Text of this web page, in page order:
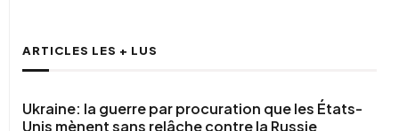
ARTICLES LES + LUS
Ukraine: la guerre par procuration que les États-
Unis mènent sans relâche contre la Russie